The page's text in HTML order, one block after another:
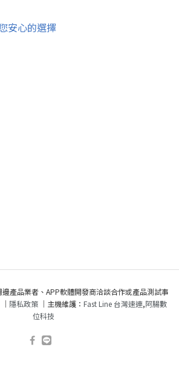
安心的選擇
產品業者、APP軟體開發商洽談合作或產品測試事
隱私政策｜主機維護： Fast Line 台灣速連,阿腸數
位科技